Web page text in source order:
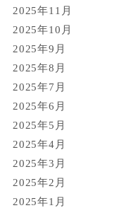
2025年11月
2025年10月
2025年9月
2025年8月
2025年7月
2025年6月
2025年5月
2025年4月
2025年3月
2025年2月
2025年1月